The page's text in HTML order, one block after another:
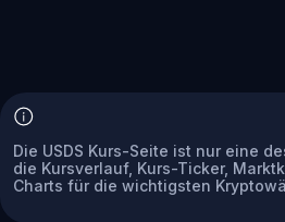
Die USDS Kurs-Seite ist nur eine
die Kursverlauf, Kurs-Ticker,
Charts für die wichtigsten